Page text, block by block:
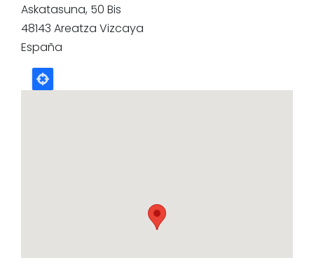
Askatasuna, 50 Bis
48143 Areatza Vizcaya
España